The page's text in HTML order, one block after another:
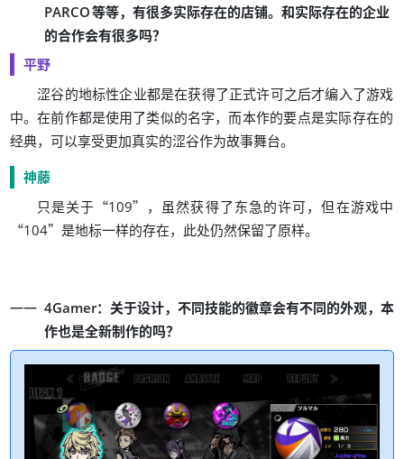
PARCO等等， 有很多实际存在的店铺。 和实际存在的企业
的合作会有很多吗？
平野
涩谷的地标性企业都是在获得了正式许可之后才编入了游戏
中。在前作都是使用了类似的名字，而本作的要点是实际存在的
经典，可以享受更加真实的涩谷作为故事舞台。
神藤
只是关于 “109” ， 虽然获得了东急的许可，但在游戏中
“104”是地标一样的存在， 此处仍然保留了原样。
4Gamer： 关于设计， 不同技能的徽章会有不同的外观， 本
作也是全新制作的吗？